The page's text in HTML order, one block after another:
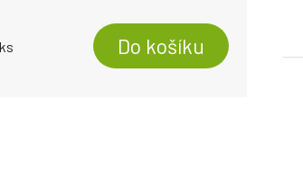
ks Do košíku